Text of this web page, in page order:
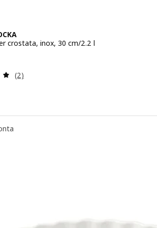
crostata, inox, 30 cm/2.2 l
€ 4,95
Recensione: 5 fuori da 5 stelle. Totale
(2)